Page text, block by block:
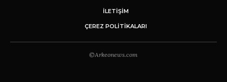
İLETIŞIM
ÇEREZ POLITIKALARI
©Arkeonews.com